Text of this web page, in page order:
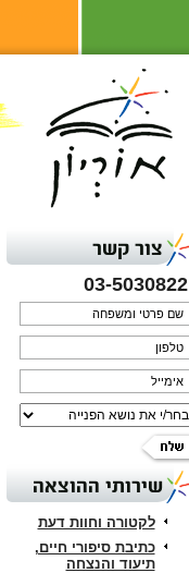
צור קשר
03-5030822
שירותי ההוצאה
לקטורה וחוות דעת
כתיבת סיפורי חיים,
תיעוד והנצחה